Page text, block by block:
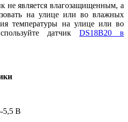
не является влагозащищенным, а
на улице или во влажных
температуры на улице или во
датчик DS18B20 в
5,5 В